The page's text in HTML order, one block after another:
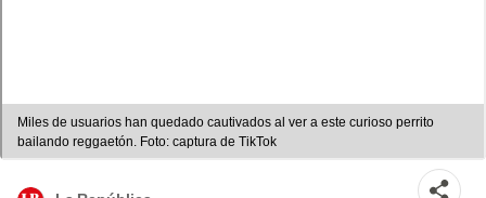
Miles de usuarios han quedado cautivados al ver a este curioso perrito
bailando reggaetón. Foto: captura de TikTok